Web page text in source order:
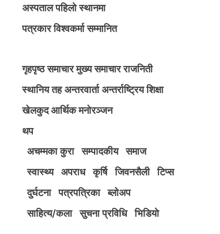
अस्पताल पहिलो स्थानमा
पत्रकार विश्वकर्मा सम्मानित
गृहपृष्ठ समाचार मुख्य समाचार राजनिती
स्थानिय तह अन्तरवार्ता अन्तर्राष्ट्रिय शिक्षा
खेलकुद आर्थिक मनोरञ्जन
थप
अचम्मका कुरा
सम्पादकीय
समाज
स्वास्थ्य
अपराध कृर्षि जिवनसैली
टिप्स
दुर्घटना
पत्रपत्रिका
ब्लोअप
साहित्य/कला
सुचना प्रविधि भिडियाे